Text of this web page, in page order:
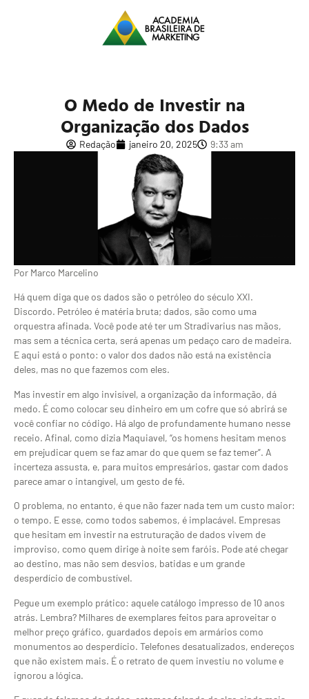
O Medo de Investir na
Organização dos Dados
Redação janeiro 20, 2025 9:33 am
Por Marco Marcelino
Há quem diga que os dados são o petróleo do século XXI.
Discordo. Petróleo é matéria bruta; dados, são como uma
orquestra afinada. Você pode até ter um Stradivarius nas mãos,
mas sem a técnica certa, será apenas um pedaço caro de madeira.
E aqui está o ponto: o valor dos dados não está na existência
deles, mas no que fazemos com eles.
Mas investir em algo invisível, a organização da informação, dá
medo. É como colocar seu dinheiro em um cofre que só abrirá se
você confiar no código. Há algo de profundamente humano nesse
receio. Afinal, como dizia Maquiavel, “os homens hesitam menos
em prejudicar quem se faz amar do que quem se faz temer”. A
incerteza assusta, e, para muitos empresários, gastar com dados
parece amar o intangível, um gesto de fé.
O problema, no entanto, é que não fazer nada tem um custo maior:
o tempo. E esse, como todos sabemos, é implacável. Empresas
que hesitam em investir na estruturação de dados vivem de
improviso, como quem dirige à noite sem faróis. Pode até chegar
ao destino, mas não sem desvios, batidas e um grande
desperdício de combustível.
Pegue um exemplo prático: aquele catálogo impresso de 10 anos
atrás. Lembra? Milhares de exemplares feitos para aproveitar o
melhor preço gráfico, guardados depois em armários como
monumentos ao desperdício. Telefones desatualizados, endereços
que não existem mais. É o retrato de quem investiu no volume e
ignorou a lógica.